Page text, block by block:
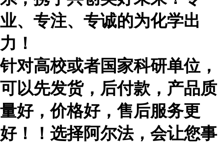
业、专注、专诚的为化学出
力！
针对高校或者国家科研单位，
可以先发货，后付款，产品质
量好，价格好，售后服务更
好！！选择阿尔法，会让您事